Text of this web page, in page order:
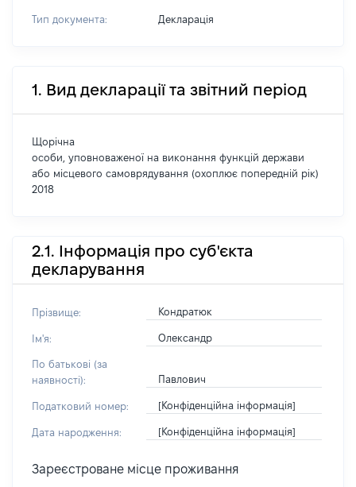
Тип документа: Декларація
1. Вид декларації та звітний період
Щорічна
особи, уповноваженої на виконання функцій держави
або місцевого самоврядування (охоплює попередній рік)
2018
2.1. Інформація про суб'єкта
декларування
Прізвище: Кондратюк
Ім'я: Олександр
По батькові (за
наявності):
Павлович
Податковий номер: [Конфіденційна інформація]
Дата народження: [Конфіденційна інформація]
Зареєстроване місце проживання